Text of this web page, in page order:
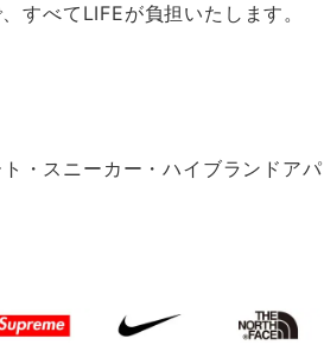
すべてLIFEが負担いたします。
・スニーカー・ハイブランドアパ